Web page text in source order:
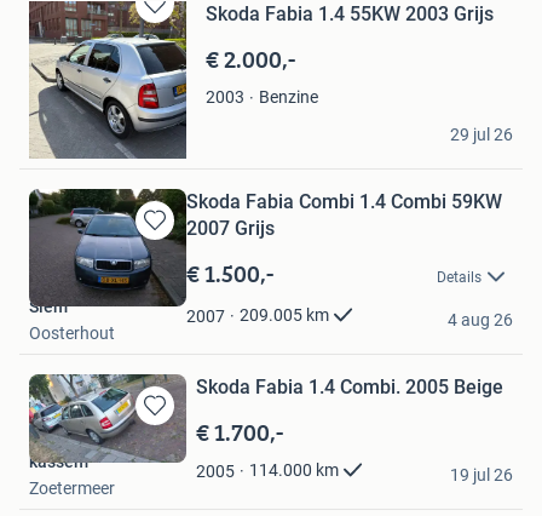
Bewaren
in
Mijn
Favorieten
Skoda Fabia 1.4 55KW 2003 Grijs
€ 2.000,-
2003
Benzine
TCC
Rotterdam
29 jul 26
Bewaren
in
Mijn
Favorieten
Skoda Fabia Combi 1.4 Combi 59KW
2007 Grijs
€ 1.500,- Details
2007 209.005 km
Siem
Oosterhout
4 aug 26
Bewaren
in
Skoda Fabia 1.4 Combi. 2005 Beige
€ 1.700,-
2005 114.000 km
kassem
Zoetermeer
19 jul 26